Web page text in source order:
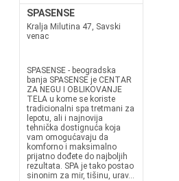
SPASENSE
Kralja Milutina 47, Savski
venac
SPASENSE - beogradska
banja SPASENSE je CENTAR
ZA NEGU I OBLIKOVANJE
TELA u kome se koriste
tradicionalni spa tretmani za
lepotu, ali i najnovija
tehnička dostignuća koja
vam omogućavaju da
komforno i maksimalno
prijatno dođete do najboljih
rezultata. SPA je tako postao
sinonim za mir, tišinu, urav...